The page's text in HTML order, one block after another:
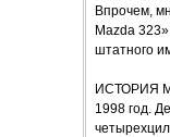
Впрочем,
Mazda
штатного
ИСТОРИЯ
1998 год.